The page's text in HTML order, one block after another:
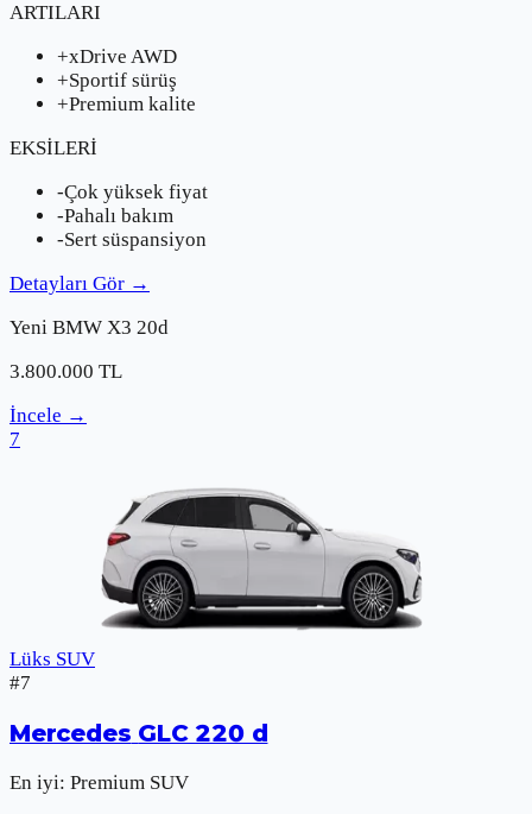
ARTILARI
+xDrive AWD
+Sportif sürüş
+Premium kalite
EKSİLERİ
-Çok yüksek fiyat
-Pahalı bakım
-Sert süspansiyon
Detayları Gör →
Yeni BMW X3 20d
3.800.000 TL
İncele →
7
Lüks SUV
#7
Mercedes GLC 220 d
En iyi: Premium SUV